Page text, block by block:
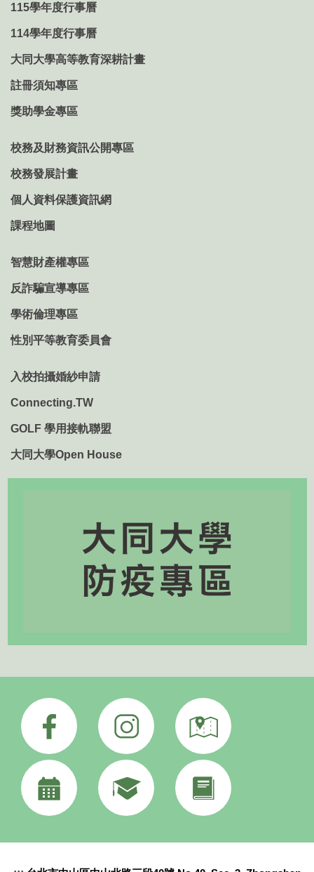
115學年度行事曆
114學年度行事曆
大同大學高等教育深耕計畫
註冊須知專區
獎助學金專區
校務及財務資訊公開專區
校務發展計畫
個人資料保護資訊網
課程地圖
智慧財產權專區
反詐騙宣導專區
學術倫理專區
性別平等教育委員會
入校拍攝婚紗申請
Connecting.TW
GOLF 學用接軌聯盟
大同大學Open House